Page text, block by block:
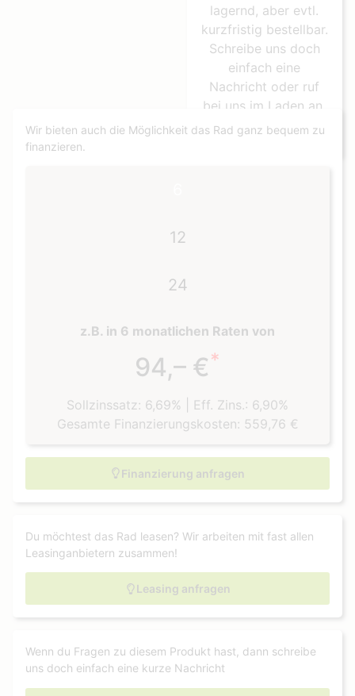
lagernd, aber evtl.
kurzfristig bestellbar.
Schreibe uns doch
einfach eine
Nachricht oder ruf
bei uns im Laden an.
09407 / 55 29 127
Wir bieten auch die Möglichkeit das Rad ganz bequem zu
finanzieren.
12
24
z.B. in 6 monatlichen Raten von
94,– €*
Sollzinssatz: 6,69% | Eff. Zins.: 6,90%
Gesamte Finanzierungskosten: 559,76 €
Finanzierung anfragen
Du möchtest das Rad leasen? Wir arbeiten mit fast allen
Leasinganbietern zusammen!
Leasing anfragen
Wenn du Fragen zu diesem Produkt hast, dann schreibe
uns doch einfach eine kurze Nachricht